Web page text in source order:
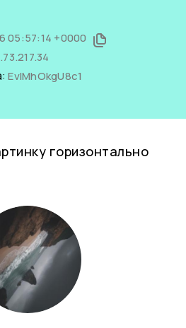
05:57:14 +0000
EvIMhOkgU8c1
горизонтально